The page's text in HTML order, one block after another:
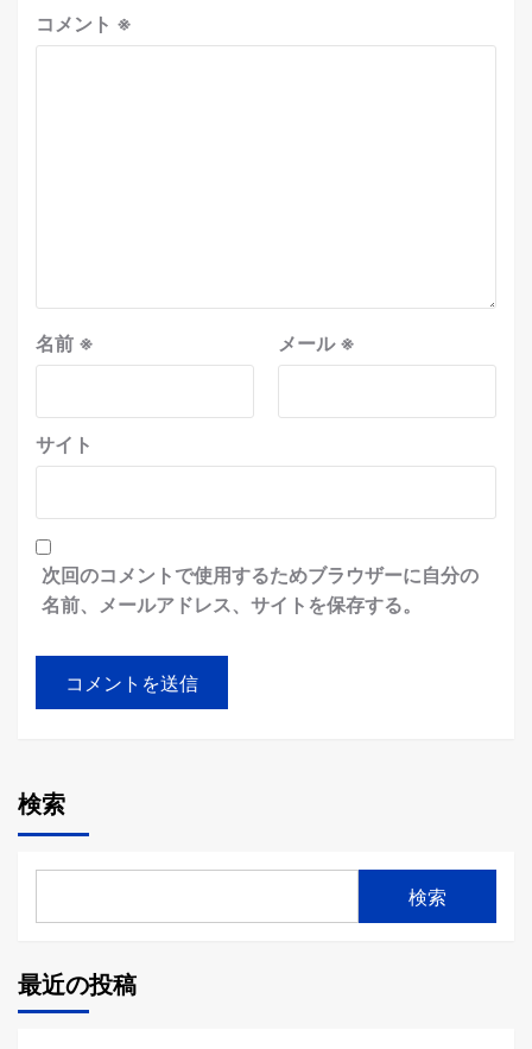
コメント ※
名前 ※ メール※
サイト
次回のコメントで使用するためブラウザーに自分の
名前、メールアドレス、サイトを保存する。
検索
検索
最近の投稿